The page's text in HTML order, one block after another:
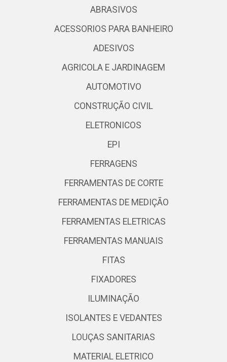
ABRASIVOS
ACESSORIOS PARA BANHEIRO
ADESIVOS
AGRICOLA E JARDINAGEM
AUTOMOTIVO
CONSTRUÇÃO CIVIL
ELETRONICOS
EPI
FERRAGENS
FERRAMENTAS DE CORTE
FERRAMENTAS DE MEDIÇÃO
FERRAMENTAS ELETRICAS
FERRAMENTAS MANUAIS
FITAS
FIXADORES
ILUMINAÇÃO
ISOLANTES E VEDANTES
LOUÇAS SANITARIAS
MATERIAL ELETRICO